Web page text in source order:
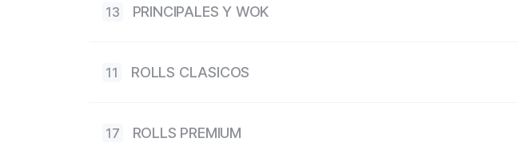
13 PRINCIPALES Y WOK
11 ROLLS CLASICOS
17 ROLLS PREMIUM